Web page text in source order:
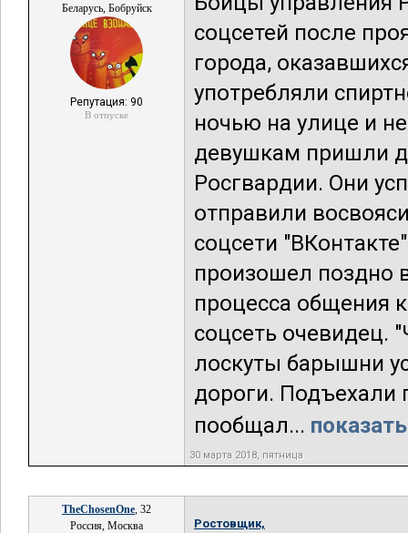
Беларусь, Бобруйск
Репутация: 90
В отпуске
соцсетей после
города,
употребляли
ночью на улице и
девушкам пришли
Росгвардии. Они
отправили
соцсети
произошел поздно
процесса общения
соцсеть очевидец.
лоскуты барышни
дороги. Подъехали
пообщал...
30 марта 2018, пятница
TheChosenOne, 32
Россия, Москва
Ростовщик,